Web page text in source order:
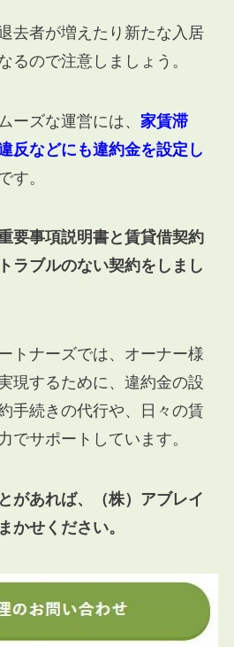
去者が増えたり新たな入居
るので注意しましょう。
ーズな運営には、 家賃滞
反などにも違約金を設定し
す。
要事項説明書と賃貸借契約
ラブルのない契約をしまし
トナーズでは、オーナー様
現するために、違約金の設
手続きの代行や、日々の賃
でサポートしています。
があれば、（株）アブレイ
かせください。